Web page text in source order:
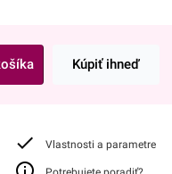
Kúpiť ihneď
Vlastnosti a parametre